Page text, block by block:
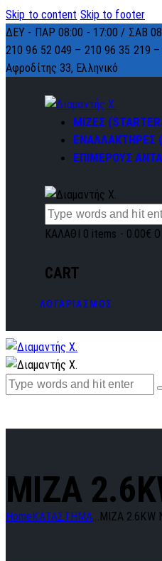
Skip to content Skip to footer
ΔΕΥ - ΠΑΡ 08:00 - 17:00 / ΣΑΒ
210 96 52 049 – 210 96 35 219
Αφροδίτης 33, Ελληνικό
ΜΙΖΕΣ
ΕΝΑΛΛΑΚΤΗΡΕΣ
ΕΠΙΜΕΡΟΥΣ
ΚΑΛΑΘΙ 0 items - 0.00€ 0
CART
ΛΟΓΑΡΙΑΣΜΟΣ
MIZA
Home ΚΑΤΑΣΤΗΜΑ... MIZA 2.6KW